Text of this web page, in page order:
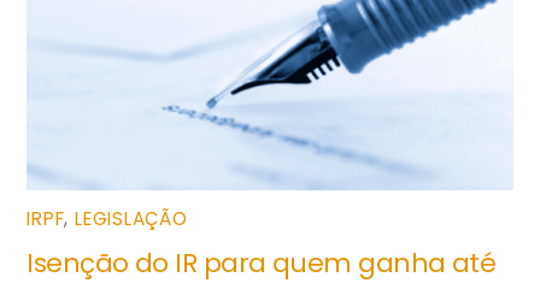
IRPF, LEGISLAÇÃO
Isenção do IR para quem ganha até